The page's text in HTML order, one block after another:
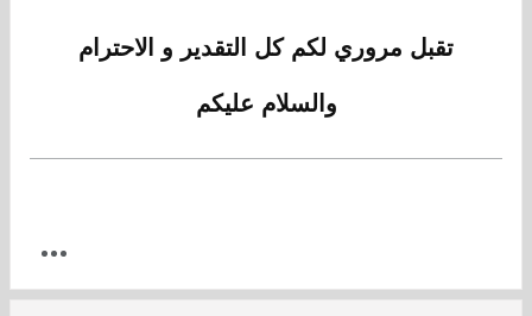
تقبل مروري لكم كل التقدير و الاحترام
والسلام عليكم